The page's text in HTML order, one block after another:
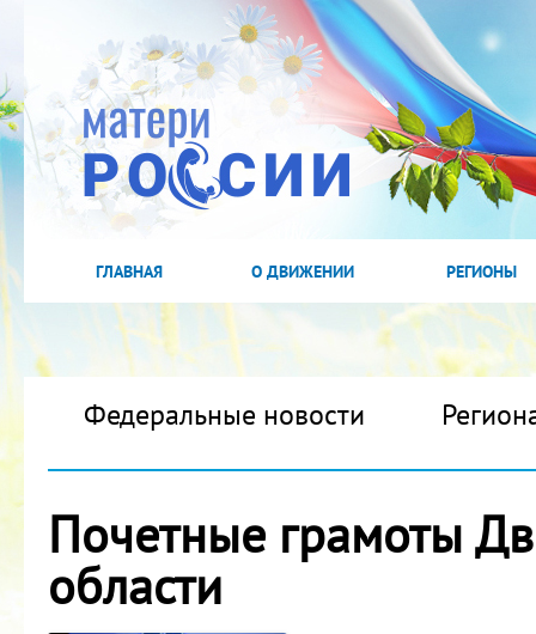
ГЛАВНАЯ О ДВИЖЕНИИ РЕГИОНЫ
Федеральные новости
Почетные грамоты
области